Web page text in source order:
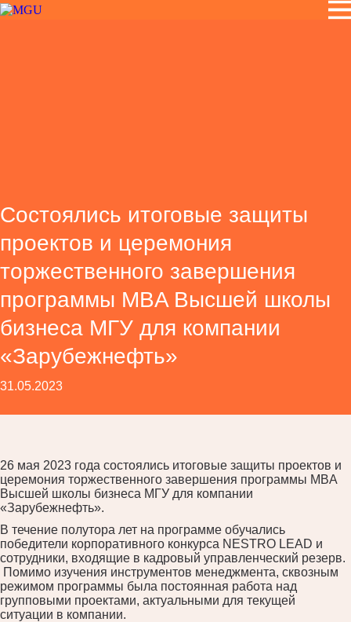
Cостоялись итоговые защиты
проектов и церемония
торжественного завершения
программы MBA Высшей школы
бизнеса МГУ для компании
«Зарубежнефть»
31.05.2023
26 мая 2023 года состоялись итоговые защиты проектов и
церемония торжественного завершения программы MBA
Высшей школы бизнеса МГУ для компании
«Зарубежнефть».
В течение полутора лет на программе обучались
победители корпоративного конкурса NESTRO LEAD и
сотрудники, входящие в кадровый управленческий резерв.
Помимо изучения инструментов менеджмента, сквозным
режимом программы была постоянная работа над
групповыми проектами, актуальными для текущей
ситуации в компании.